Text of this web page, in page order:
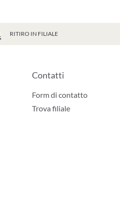
RITIRO IN FILIALE
Contatti
Form di contatto
Trova filiale